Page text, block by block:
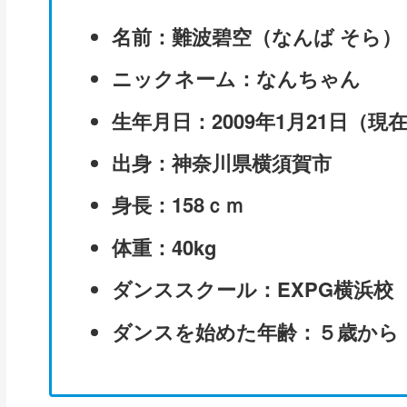
名前：難波碧空（なんば そら）
ニックネーム：なんちゃん
生年月日：2009年1月21日（現
出身：神奈川県横須賀市
身長：158ｃｍ
体重：40kg
ダンススクール：EXPG横浜校
ダンスを始めた年齢：５歳から